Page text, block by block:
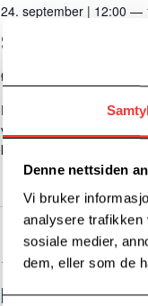
Denne nettsiden
Vi bruker
analysere trafikken
sosiale medier,
dem, eller som de
24. september | 12:00 —
Skap din AI-
Øvre Storgate 9,
Det er et mylder av
vil du få innblikk i
kan lære litt om alle
12. oktober | 09:00—
Hvordan kan